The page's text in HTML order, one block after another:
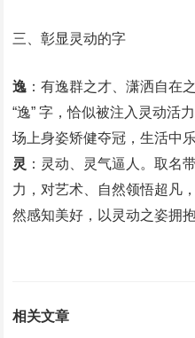
三、彰显灵动的字
逸 ：有逸群之才、潇洒自在
“逸” 字，恰似被注入灵动活
场上身姿矫健夺冠，生活中
灵 ：灵动、灵气逼人。取名
力，对艺术、自然领悟超凡
然感知美好，以灵动之姿拥
相关文章